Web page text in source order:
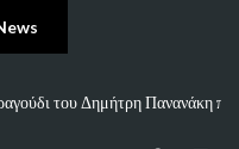
Δημήτρη Πανανάκη που σπάει